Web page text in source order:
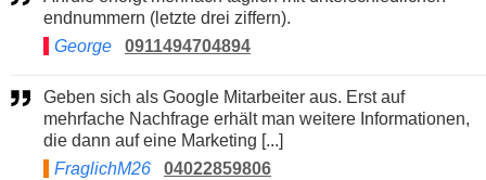
endnummern (letzte drei ziffern).
George
0911494704894
Geben sich als Google Mitarbeiter aus. Erst auf
mehrfache Nachfrage erhält man weitere Informationen,
die dann auf eine Marketing [...]
FraglichM26
04022859806